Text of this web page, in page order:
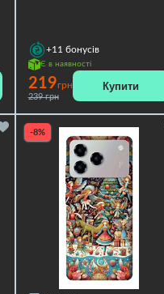
+11 бонусів
Є в наявності
219грн
239 грн
Купити
-8%